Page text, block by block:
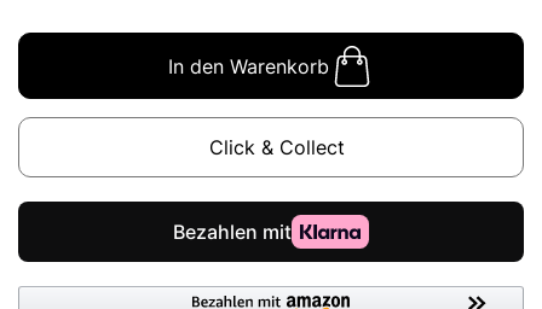
In den Warenkorb
Click & Collect